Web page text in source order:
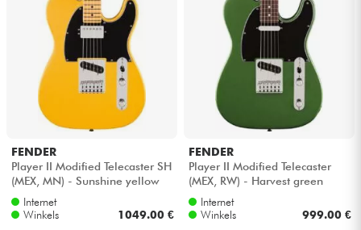
FENDER
Player II Modified Telecaster SH
(MEX, MN) - Sunshine yellow
Internet
Winkels
1049.00 €
FENDER
Player II Modified Telecaster
(MEX, RW) - Harvest green
metallic
Internet
Winkels
999.00 €